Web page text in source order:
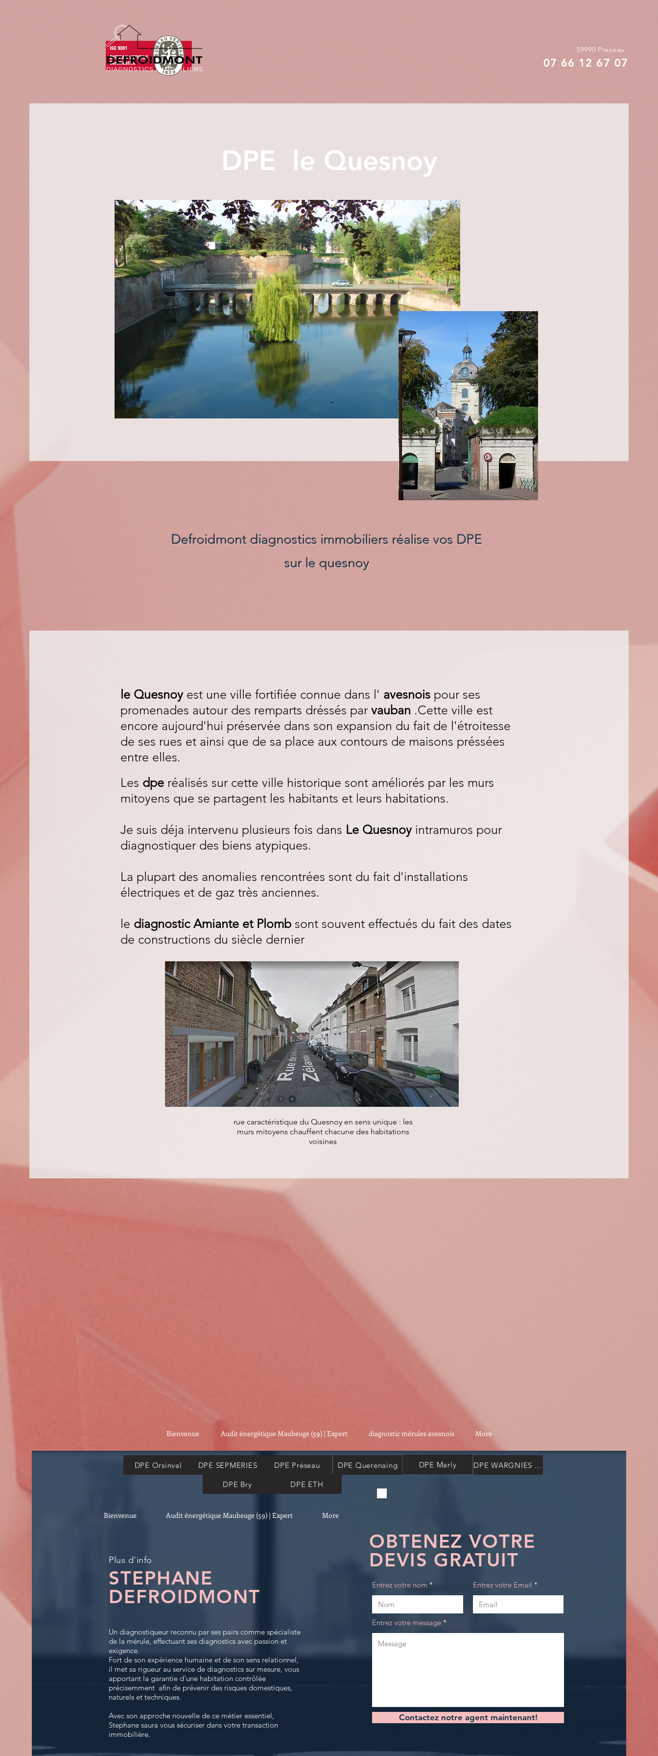
59990 Preseau
07 66 12 67 07
DPE le Quesnoy
Defroidmont diagnostics immobiliers réalise vos DPE
sur le quesnoy
rue caractéristique du Quesnoy en sens unique : les
murs mitoyens chauffent chacune des habitations
voisines
le Quesnoyest une ville fortifiée connue dans l' avesnois pour ses
promenades autour des remparts dréssés par vauban .Cette ville est
encore aujourd'hui préservée dans son expansion du fait de l'étroitesse
de ses rues et ainsi que de sa place aux contours de maisons préssées
entre elles.
Les dpe réalisés sur cette ville historique sont améliorés par les murs
mitoyens que se partagent les habitants et leurs habitations.
Je suis déja intervenu plusieurs fois dans Le Quesnoyintramuros pour
diagnostiquer des biens atypiques.
La plupart des anomalies rencontrées sont du fait d'installations
électriques et de gaz très anciennes.
le diagnostic Amiante et Plomb sont souvent effectués du fait des dates
de constructions du siècle dernier
Bienvenue Audit énergétique Maubeuge (59) | Expert diagnostic mérules avesnois More
DPE Orsinval DPE SEPMERIES DPE Préseau DPE Querenaing DPE Marly DPE WARGNIES LE GRAND
Plus d'info
STEPHANE
DEFROIDMONT
Un diagnostiqueur reconnu par ses pairs comme spécialiste
de la mérule, effectuant ses diagnostics avec passion et
exigence.
Fort de son expérience humaine et de son sens relationnel,
il met sa rigueur au service de diagnostics sur mesure, vous
apportant la garantie d'une habitation contrôlée
précisemment afin de prévenir des risques domestiques,
naturels et techniques.
Avec son approche nouvelle de ce métier essentiel,
Stephane saura vous sécuriser dans votre transaction
immobilière.
OBTENEZ VOTRE
DEVIS GRATUIT
Entrez votre nom Entrez votre Email
Entrez votre message
Contactez notre agent maintenant!
DPE ETH
DPE Bry
Bienvenue Audit énergétique Maubeuge (59) | Expert More